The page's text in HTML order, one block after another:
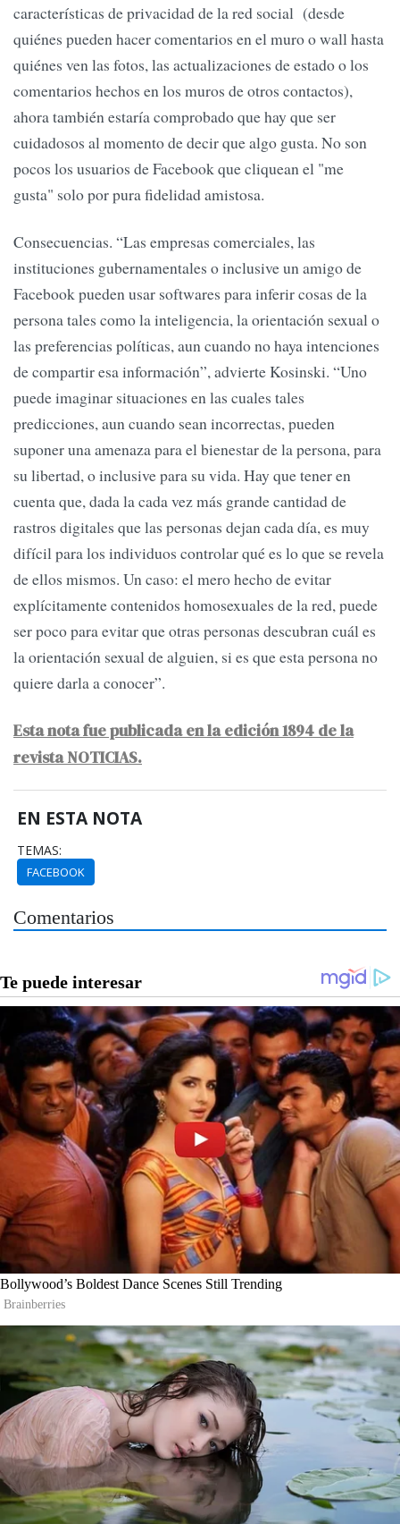
características de privacidad de la red social (desde
quiénes pueden hacer comentarios en el muro o wall hasta
quiénes ven las fotos, las actualizaciones de estado o los
comentarios hechos en los muros de otros contactos),
ahora también estaría comprobado que hay que ser
cuidadosos al momento de decir que algo gusta. No son
pocos los usuarios de Facebook que cliquean el "me
gusta" solo por pura fidelidad amistosa.
Consecuencias. “Las empresas comerciales, las
instituciones gubernamentales o inclusive un amigo de
Facebook pueden usar softwares para inferir cosas de la
persona tales como la inteligencia, la orientación sexual o
las preferencias políticas, aun cuando no haya intenciones
de compartir esa información”, advierte Kosinski. “Uno
puede imaginar situaciones en las cuales tales
predicciones, aun cuando sean incorrectas, pueden
suponer una amenaza para el bienestar de la persona, para
su libertad, o inclusive para su vida. Hay que tener en
cuenta que, dada la cada vez más grande cantidad de
rastros digitales que las personas dejan cada día, es muy
difícil para los individuos controlar qué es lo que se revela
de ellos mismos. Un caso: el mero hecho de evitar
explícitamente contenidos homosexuales de la red, puede
ser poco para evitar que otras personas descubran cuál es
la orientación sexual de alguien, si es que esta persona no
quiere darla a conocer”.
Esta nota fue publicada en la edición 1894 de la
revista NOTICIAS.
EN ESTA NOTA
TEMAS:
FACEBOOK
Comentarios